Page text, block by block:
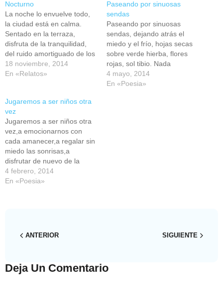
Nocturno
La noche lo envuelve todo,
la ciudad está en calma.
Sentado en la terraza,
disfruta de la tranquilidad,
del ruido amortiguado de los
coches, del sonido de ese
monstruo atronador que
habitantes y vigila el
insomnio de los
trasnochadores. Envuelto…
18 noviembre, 2014
En «Relatos»
Paseando por sinuosas
sendas
Paseando por sinuosas
sendas, dejando atrás el
miedo y el frío, hojas secas
sobre verde hierba, flores
rojas, sol tibio. Nada
perturba el descanso de
aquellos que yacen tras los
4 mayo, 2014
En «Poesia»
Jugaremos a ser niños otra
vez
Jugaremos a ser niños otra
vez,a emocionarnos con
cada amanecer,a regalar sin
miedo las sonrisas,a
disfrutar de nuevo de la
viday olvidar lo que el tiempo
designa.Hacer ver que no
4 febrero, 2014
En «Poesia»
ANTERIOR SIGUIENTE
Deja Un Comentario